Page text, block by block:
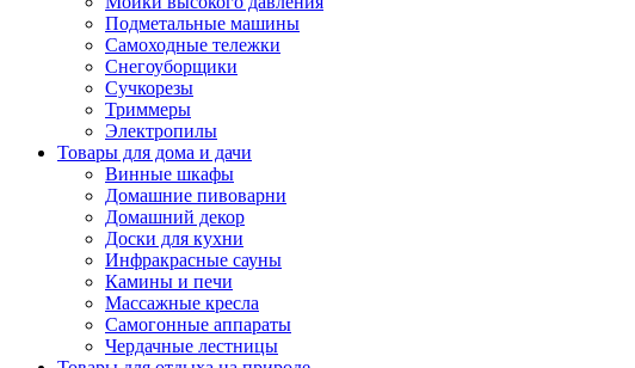
Подметальные машины
Самоходные тележки
Снегоуборщики
Сучкорезы
Триммеры
Электропилы
Товары для дома и дачи
Винные шкафы
Домашние пивоварни
Домашний декор
Доски для кухни
Инфракрасные сауны
Камины и печи
Массажные кресла
Самогонные аппараты
Чердачные лестницы